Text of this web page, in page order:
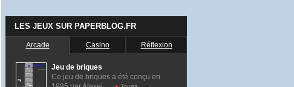
LES JEUX SUR PAPERBLOG.FR
Arcade Casino Réflexion
Jeu de briques
Ce jeu de briques a été conçu en